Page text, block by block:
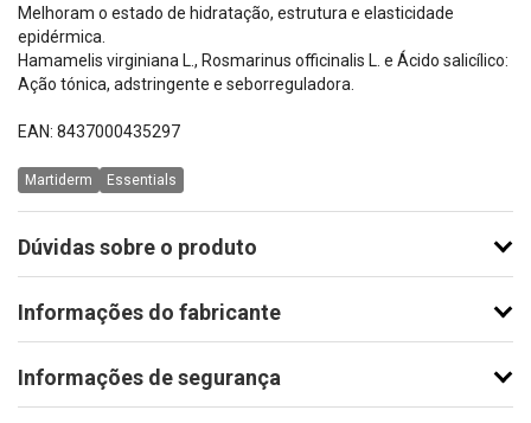
Melhoram o estado de hidratação, estrutura e elasticidade
epidérmica.
Hamamelis virginiana L., Rosmarinus officinalis L. e Ácido salicílico:
Ação tónica, adstringente e seborreguladora.
EAN: 8437000435297
Martiderm Essentials
Dúvidas sobre o produto
Informações do fabricante
Informações de segurança